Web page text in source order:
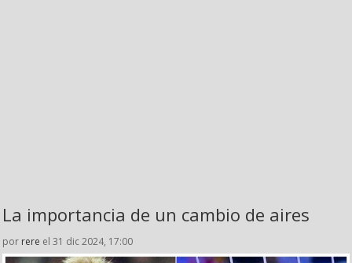
La importancia de un cambio de aires
por rere el 31 dic 2024, 17:00